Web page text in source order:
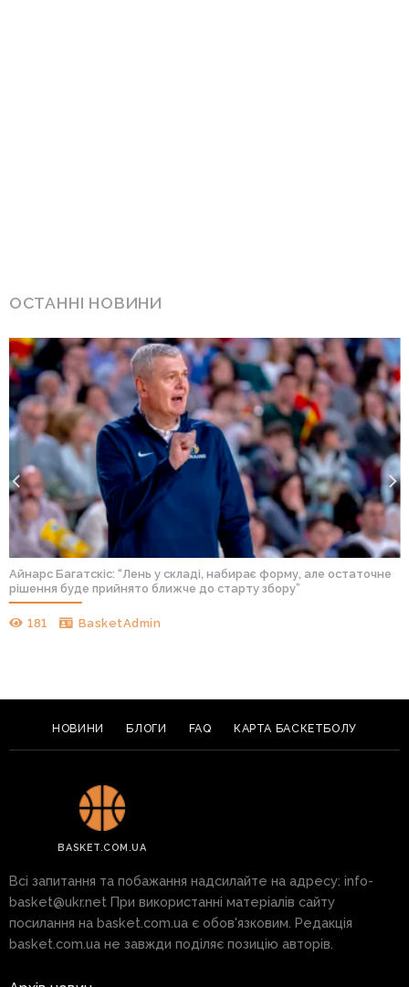
ОСТАННІ НОВИНИ
Айнарс Багатскіс: “Лень у складі, набирає форму, але остаточне
рішення буде прийнято ближче до старту збору”
181 BasketAdmin
НОВИНИ БЛОГИ FAQ КАРТА БАСКЕТБОЛУ
BASKET.COM.UA
Всі запитання та побажання надсилайте на адресу: info-
basket@ukr.netПри використанні матеріалів сайту
посилання на basket.com.ua є обов'язковим. Редакція
basket.com.ua не завжди поділяє позицію авторів.